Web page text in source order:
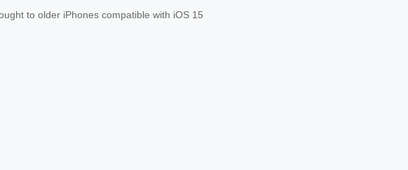
to older iPhones compatible with iOS 15